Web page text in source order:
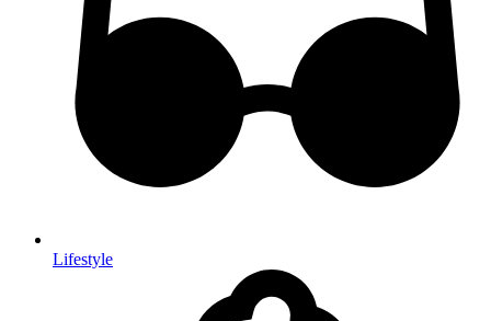
Lifestyle